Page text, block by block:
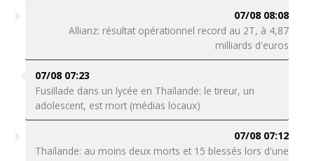
07/08 08:08
Allianz: résultat opérationnel record au 2T, à 4,87
milliards d'euros
07/08 07:23
Fusillade dans un lycée en Thaïlande: le tireur, un
adolescent, est mort (médias locaux)
07/08 07:12
Thaïlande: au moins deux morts et 15 blessés lors d'une